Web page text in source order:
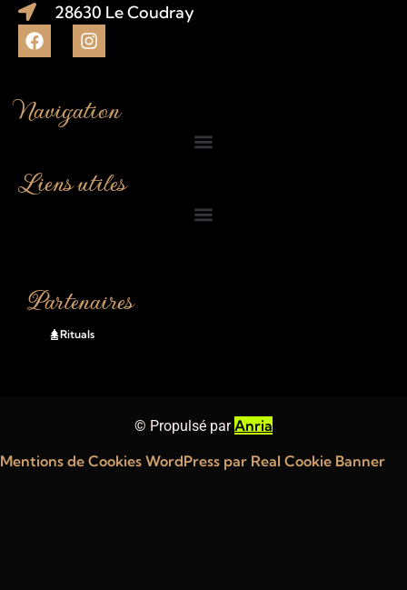
28630 Le Coudray
Navigation
Liens utiles
Partenaires
Rituals
© Propulsé parAnria
Mentions de Cookies WordPress par Real Cookie Banner